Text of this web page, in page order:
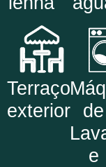
Terraço
exterior
de
e